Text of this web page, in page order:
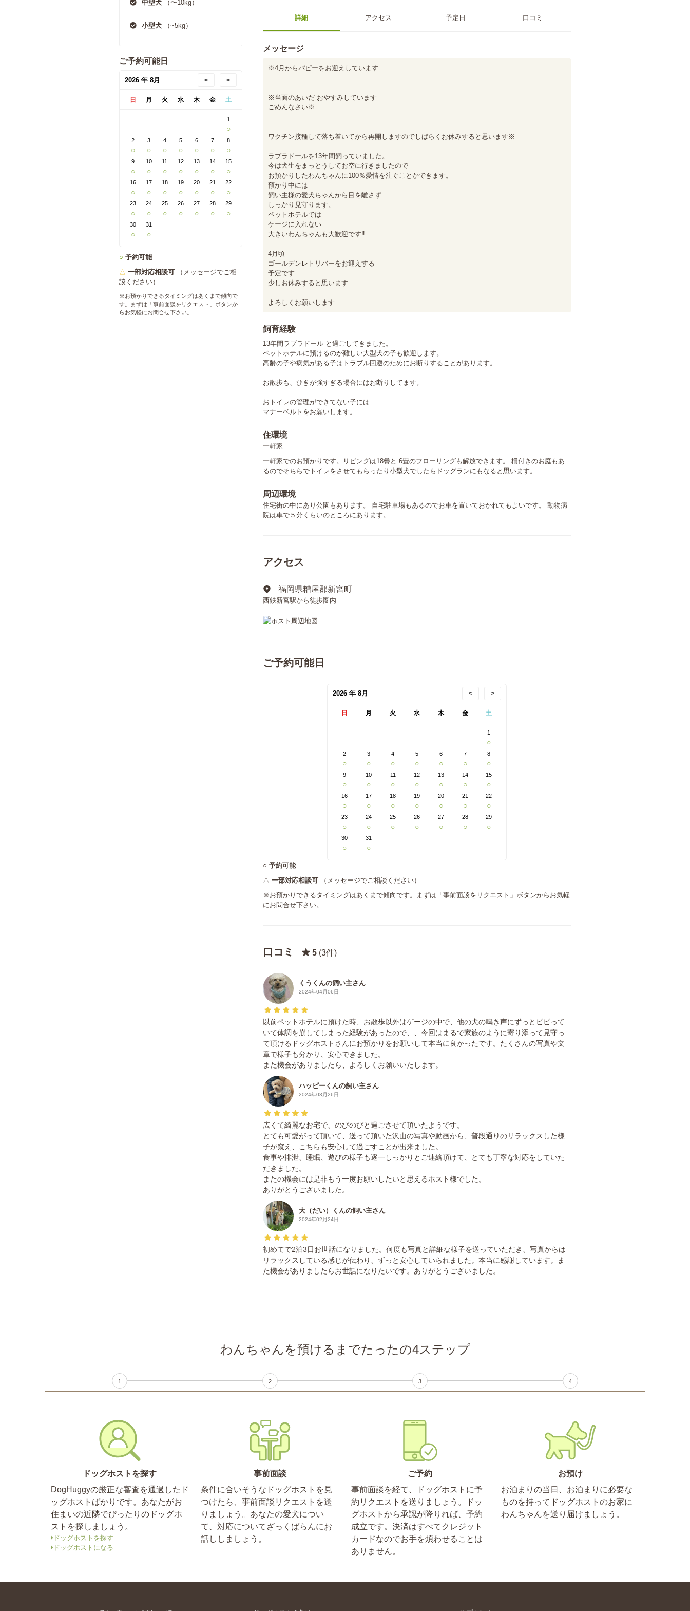
中型犬 （〜10kg）
小型犬 （~5kg）
ご予約可能日
2026 年 8月 < >
日 月 火 水 木 金 土
1
○
2
○
3
○
4
○
5
○
6
○
7
○
8
○
9
○
10
○
11
○
12
○
13
○
14
○
15
○
16
○
17
○
18
○
19
○
20
○
21
○
22
○
23
○
24
○
25
○
26
○
27
○
28
○
29
○
30
○
31
○
○ 予約可能
△ 一部対応相談可
（メッセージでご相
談ください）
※お預かりできるタイミングはあくまで傾向で
す。まずは「事前面談をリクエスト」ボタンか
らお気軽にお問合せ下さい。
詳細 アクセス 予定日 口コミ
メッセージ
※4月からパピーをお迎えしています
※当面のあいだ おやすみしています
ごめんなさい※
ワクチン接種して落ち着いてから再開しますのでしばらくお休みすると思います※
ラブラドールを13年間飼っていました。
今は犬生をまっとうしてお空に行きましたので
お預かりしたわんちゃんに100％愛情を注ぐことかできます。
預かり中には
飼い主様の愛犬ちゃんから目を離さず
しっかり見守ります。
ペットホテルでは
ケージに入れない
大きいわんちゃんも大歓迎です‼︎
4月頃
ゴールデンレトリバーをお迎えする
予定です
少しお休みすると思います
よろしくお願いします
飼育経験
13年間ラブラドール と過ごしてきました。
ペットホテルに預けるのが難しい大型犬の子も歓迎します。
高齢の子や病気がある子はトラブル回避のためにお断りすることがあります。
お散歩も、ひきが強すぎる場合にはお断りしてます。
おトイレの管理ができてない子には
マナーベルトをお願いします。
住環境
一軒家
一軒家でのお預かりです。リビングは18疊と 6畳のフローリングも解放できます。 柵付きのお庭もあ
るのでそちらでトイレをさせてもらったり小型犬でしたらドッグランにもなると思います。
周辺環境
住宅街の中にあり公園もあります。 自宅駐車場もあるのでお車を置いておかれてもよいです。 動物病
院は車で５分くらいのところにあります。
アクセス
福岡県糟屋郡新宮町
西鉄新宮駅から徒歩圏内
ご予約可能日
2026 年 8月 < >
日 月 火 水 木 金 土
1
○
2
○
3
○
4
○
5
○
6
○
7
○
8
○
9
○
10
○
11
○
12
○
13
○
14
○
15
○
16
○
17
○
18
○
19
○
20
○
21
○
22
○
23
○
24
○
25
○
26
○
27
○
28
○
29
○
30
○
31
○
○ 予約可能
△ 一部対応相談可
（メッセージでご相談ください）
※お預かりできるタイミングはあくまで傾向です。まずは「事前面談をリクエスト」ボタンからお気軽
にお問合せ下さい。
口コミ 5 (3件)
くうくんの飼い主さん
2024年04月06日
以前ペットホテルに預けた時、お散歩以外はゲージの中で、他の犬の鳴き声にずっとビビって
いて体調を崩してしまった経験があったので、、今回はまるで家族のように寄り添って見守っ
て頂けるドッグホストさんにお預かりをお願いして本当に良かったです。たくさんの写真や文
章で様子も分かり、安心できました。
また機会がありましたら、よろしくお願いいたします。
ハッピーくんの飼い主さん
2024年03月26日
広くて綺麗なお宅で、のびのびと過ごさせて頂いたようです。
とても可愛がって頂いて、送って頂いた沢山の写真や動画から、普段通りのリラックスした様
子が窺え、こちらも安心して過ごすことが出来ました。
食事や排泄、睡眠、遊びの様子も逐一しっかりとご連絡頂けて、とても丁寧な対応をしていた
だきました。
またの機会には是非もう一度お願いしたいと思えるホスト様でした。
ありがとうございました。
大（だい）くんの飼い主さん
2024年02月24日
初めてで2泊3日お世話になりました。何度も写真と詳細な様子を送っていただき、写真からは
リラックスしている感じが伝わり、ずっと安心していられました。本当に感謝しています。ま
た機会がありましたらお世話になりたいです。ありがとうございました。
わんちゃんを預けるまでたったの4ステップ
1 2 3 4
ドッグホストを探す
DogHuggyの厳正な審査を通過したド
ッグホストばかりです。あなたがお
住まいの近隣でぴったりのドッグホ
ストを探しましょう。
ドッグホストを探す
ドッグホストになる
事前面談
条件に合いそうなドッグホストを見
つけたら、事前面談リクエストを送
りましょう。あなたの愛犬につい
て、対応についてざっくばらんにお
話ししましょう。
ご予約
事前面談を経て、ドッグホストに予
約リクエストを送りましょう。ドッ
グホストから承認が降りれば、予約
成立です。決済はすべてクレジット
カードなのでお手を煩わせることは
ありません。
お預け
お泊まりの当日、お泊まりに必要な
ものを持ってドッグホストのお家に
わんちゃんを送り届けましょう。